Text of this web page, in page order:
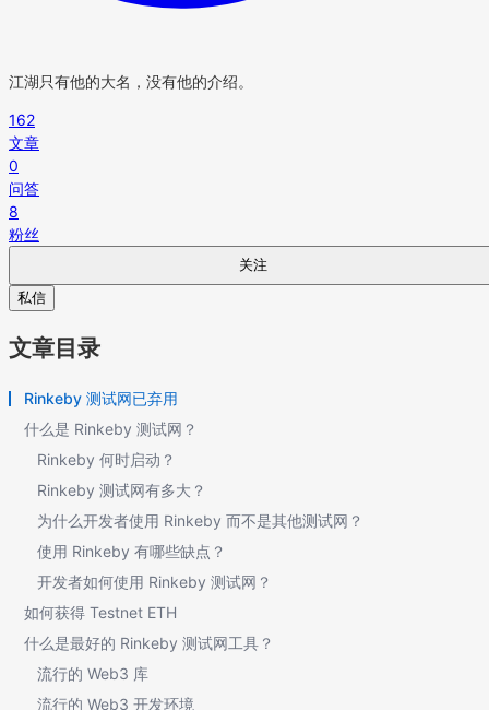
江湖只有他的大名，没有他的介绍。
162
文章
0
问答
8
粉丝
关注
私信
文章目录
Rinkeby 测试网已弃用
什么是 Rinkeby 测试网？
Rinkeby 何时启动？
Rinkeby 测试网有多大？
为什么开发者使用 Rinkeby 而不是其他测试网？
使用 Rinkeby 有哪些缺点？
开发者如何使用 Rinkeby 测试网？
如何获得 Testnet ETH
什么是最好的 Rinkeby 测试网工具？
流行的 Web3 库
流行的 Web3 开发环境